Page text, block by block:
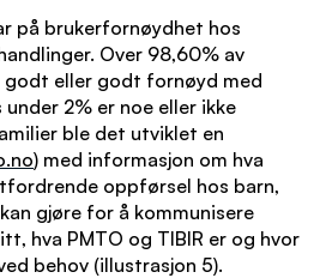
på brukerfornøydhet hos
Over 98,60% av
godt eller godt fornøyd med
2% er noe eller ikke
ble det utviklet en
) med informasjon om hva
oppførsel hos barn,
gjøre for å kommunisere
hva PMTO og TIBIR er og hvor
behov (illustrasjon 5).